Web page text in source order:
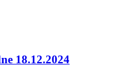
18.12.2024